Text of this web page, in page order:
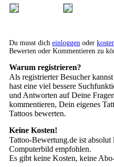
Du musst dich einloggen oder
Bewerten oder Kommentieren zu
Warum registrieren?
Als registrierter Besucher
hast eine viel bessere
und Antworten auf Deine
kommentieren, Dein eigenes
Tattoos bewerten.
Keine Kosten!
Tattoo-Bewertung.de ist
Computerbild empfohlen.
Es gibt keine Kosten, keine